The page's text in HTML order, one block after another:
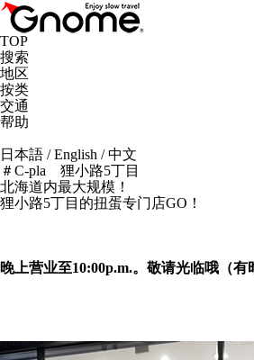
TOP
搜索
地区
按类
交通
帮助
日本語 /English /中文
＃C-pla 狸小路5丁目
北海道内最大规模！
狸小路5丁目的扭蛋专门店GO！
晚上营业至10:00p.m.。敬请光临哦（有